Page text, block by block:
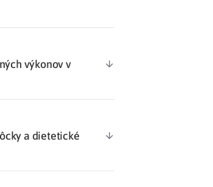
výkonov v
a dietetické